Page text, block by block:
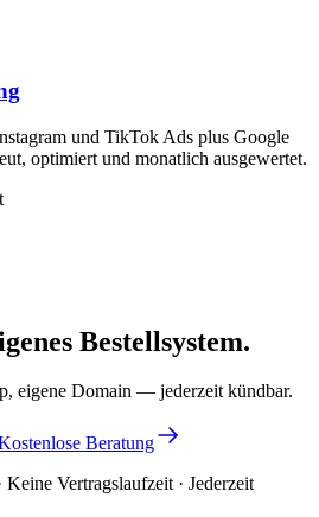
und TikTok Ads plus Google
optimiert und monatlich ausgewertet.
Bestellsystem.
eigene Domain — jederzeit kündbar.
Beratung
Vertragslaufzeit · Jederzeit